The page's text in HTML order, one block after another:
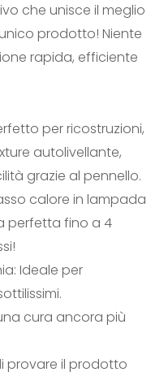
che unisce il meglio
prodotto! Niente
rapida, efficiente
per ricostruzioni,
autolivellante,
grazie al pennello.
calore in lampada
perfetta fino a 4
Ideale per
una cura ancora più
provare il prodotto